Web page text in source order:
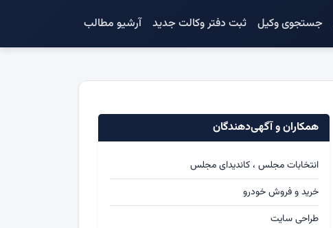
جستجوی وکیل ثبت دفتر وکالت جدید آرشیو مطالب
همکاران و آگهی‌دهندگان
انتخابات مجلس ، کاندیدای مجلس
خرید و فروش خودرو
طراحی سایت